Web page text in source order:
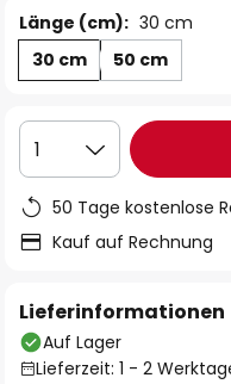
Länge (cm): 30 cm
30 cm
50 cm
1
50 Tage kostenlose
Kauf auf Rechnung
Lieferinformationen
Auf Lager
Lieferzeit: 1 - 2